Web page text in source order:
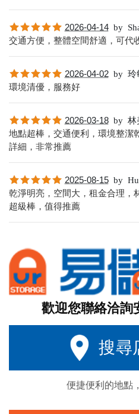
2026-04-14 by
交通方便，整體空間舒適，可代
2026-04-02 by 玲
環境清優，服務好
2026-03-18 by 林
地點超棒，交通便利，環境整潔
詳細，非常推薦
2025-08-15 by
乾淨明亮，空間大，租金合理，
超級棒，值得推薦
歡迎您聯絡洽詢
搜尋
便捷便利的地點